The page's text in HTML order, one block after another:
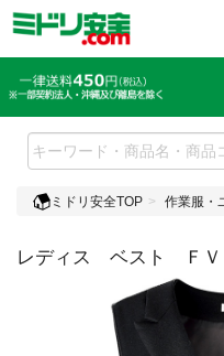
ミドリ安全TOP 作業服・
レディス ベスト ＦＶ